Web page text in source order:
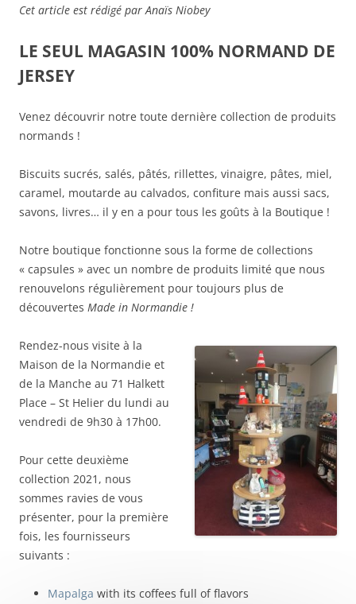
Cet article est rédigé par Anaïs Niobey
LE SEUL MAGASIN 100% NORMAND DE
JERSEY
Venez découvrir notre toute dernière collection de produits
normands !
Biscuits sucrés, salés, pâtés, rillettes, vinaigre, pâtes, miel,
caramel, moutarde au calvados, confiture mais aussi sacs,
savons, livres… il y en a pour tous les goûts à la Boutique !
Notre boutique fonctionne sous la forme de collections
« capsules » avec un nombre de produits limité que nous
renouvelons régulièrement pour toujours plus de
découvertes Made in Normandie !
Rendez-nous visite à la
Maison de la Normandie et
de la Manche au 71 Halkett
Place – St Helier du lundi au
vendredi de 9h30 à 17h00.
Pour cette deuxième
collection 2021, nous
sommes ravies de vous
présenter, pour la première
fois, les fournisseurs
suivants :
Mapalga with its coffees full of flavors